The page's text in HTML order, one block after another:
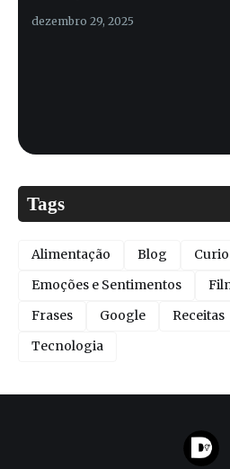
dezembro 29, 2025
Tags
Alimentação Blog
Emoções e Sentimentos
Frases
Google Receitas
Tecnologia